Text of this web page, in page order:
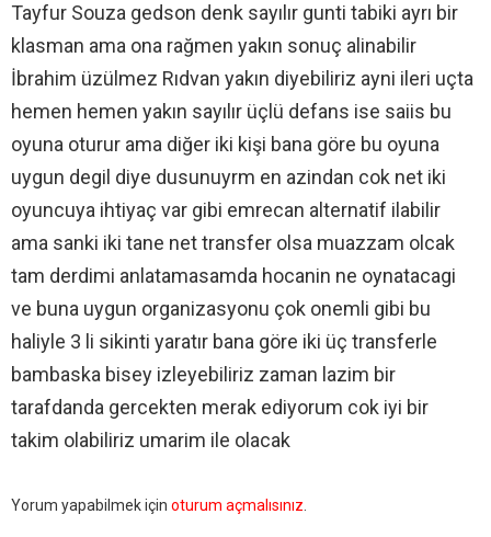
Tayfur Souza gedson denk sayılır gunti tabiki ayrı bir
klasman ama ona rağmen yakın sonuç alinabilir
İbrahim üzülmez Rıdvan yakın diyebiliriz ayni ileri uçta
hemen hemen yakın sayılır üçlü defans ise saiis bu
oyuna oturur ama diğer iki kişi bana göre bu oyuna
uygun degil diye dusunuyrm en azindan cok net iki
oyuncuya ihtiyaç var gibi emrecan alternatif ilabilir
ama sanki iki tane net transfer olsa muazzam olcak
tam derdimi anlatamasamda hocanin ne oynatacagi
ve buna uygun organizasyonu çok onemli gibi bu
haliyle 3 li sikinti yaratır bana göre iki üç transferle
bambaska bisey izleyebiliriz zaman lazim bir
tarafdanda gercekten merak ediyorum cok iyi bir
takim olabiliriz umarim ile olacak
Bir
Yorum yapabilmek için oturum açmalısınız.